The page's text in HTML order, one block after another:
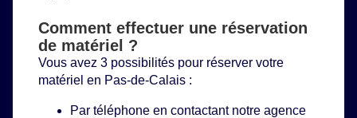
Comment effectuer une réservation
de matériel ?
Vous avez 3 possibilités pour réserver votre
matériel en Pas-de-Calais :
Par téléphone en contactant notre agence